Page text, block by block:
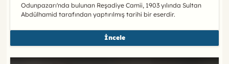
Odunpazarı'nda bulunan Reşadiye Camii, 1903 yılında Sultan
Abdülhamid tarafından yaptırılmış tarihi bir eserdir.
İncele